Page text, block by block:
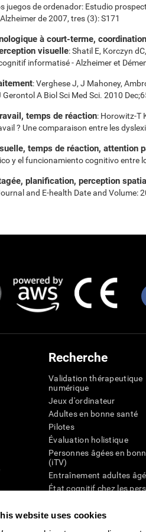
website uses cookies
juegos de ordenador: Estudio
de 2007, tres (3): S171
à court-terme,
visuelle: Shatil E, Korczyn
informatisé - Alzheimer et
: Verghese J, J Mahoney,
A Biol Sci Med Sci. 2010
temps de réaction: Horowitz-T
? Une comparaison entre les
temps de réaction, attention
y el funcionamiento cognitivo entre
planification, perception
and E-health Date and Volume:
Recherche
Validation thérapeutique
numérique
Jeux d'ordinateur
Adultes en bonne santé
Pilotes
Évaluation holistique
Personnes âgées en
(iTV)
Entraînement adultes
État cognitif chez les
Révision systémique